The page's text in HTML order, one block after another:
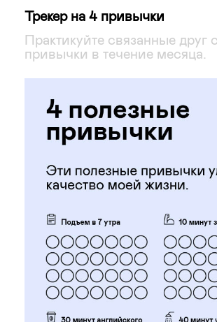
Трекер на 4 привычки
Практикуйте связанные друг
привычки в течение месяца.